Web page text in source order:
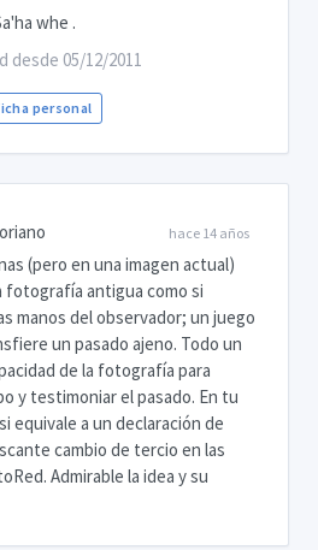
whe .
desde 05/12/2011
personal
hace 14 años
(pero en una imagen actual)
antigua como si
manos del observador; un juego
un pasado ajeno. Todo un
de la fotografía para
y testimoniar el pasado. En tu
equivale a un declaración de
cambio de tercio en las
Admirable la idea y su